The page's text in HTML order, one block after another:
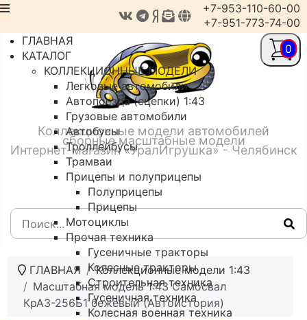
Коллекционные модели автомобилей
сборные масштабные модели
Интернет-магазин «УралИгрушка» - Челябинск
+7-953-110-60-00
+7-951-773-74-00
ГЛАВНАЯ
КАТАЛОГ
КОЛЛЕКЦИОННЫЕ МОДЕЛИ
Легковые автомобили
Автопоезда (сцепки) 1:43
Грузовые автомобили
Автобусы
Троллейбусы
Трамваи
Прицепы и полуприцепы
Полуприцепы
Прицепы
Мотоциклы
Прочая техника
Гусеничные тракторы
Колесные тракторы
Строительная техника
Гусеничная техника
Колесная военная техника
ГЛАВНАЯ
Коллекционные модели 1:43
Масштабная модель 1:43 Самосвал
КрАЗ-256Б1 бежевый (Автоистория)
0